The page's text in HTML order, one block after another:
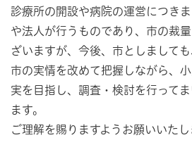
診療所の開設や病院の運営につき
や法人が行うものであり、市の裁
ざいますが、今後、市としまして
市の実情を改めて把握しながら、
実を目指し、調査・検討を行って
ます。
ご理解を賜りますようお願いいたし